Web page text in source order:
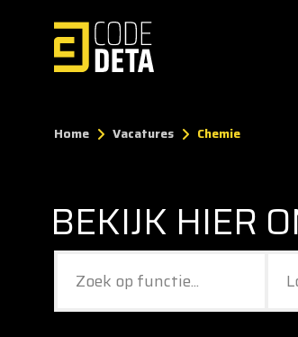
Home Vacatures Chemie
BEKIJK HIER